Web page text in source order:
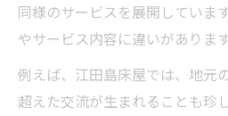
同様のサービスを展開していま
やサービス内容に違いがあります
例えば、江田島床屋では、地元
超えた交流が生まれることも珍